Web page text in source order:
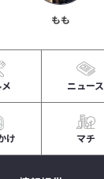
もも
ニュース
け マチ